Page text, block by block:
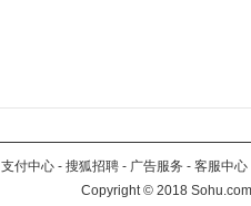
支付中心 - 搜狐招聘 - 广告服务 - 客服中心
Copyright©2018